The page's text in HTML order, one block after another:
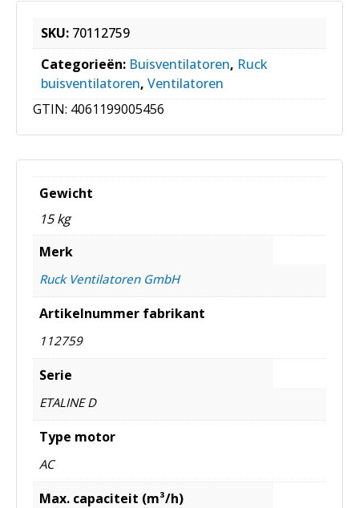
SKU: 70112759
Categorieën: Buisventilatoren, Ruck
buisventilatoren, Ventilatoren
GTIN: 4061199005456
Gewicht
15 kg
Merk
Ruck Ventilatoren GmbH
Artikelnummer fabrikant
112759
Serie
ETALINE D
Type motor
AC
Max. capaciteit (m³/h)